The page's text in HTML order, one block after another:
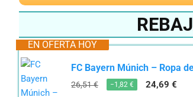
EN OFERTA HOY
FC Bayern Múnich – Ropa
26,51 € −1,82 € 24,69 €